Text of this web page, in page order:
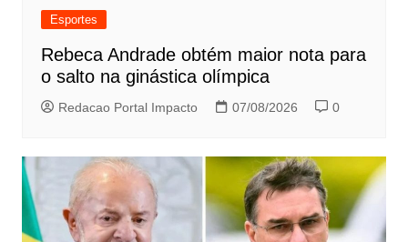
Esportes
Rebeca Andrade obtém maior nota para
o salto na ginástica olímpica
Redacao Portal Impacto 07/08/2026 0